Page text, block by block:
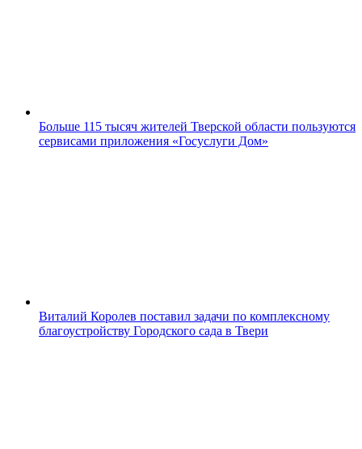
Больше 115 тысяч жителей Тверской области пользуются
сервисами приложения «Госуслуги Дом»
Виталий Королев поставил задачи по комплексному
благоустройству Городского сада в Твери